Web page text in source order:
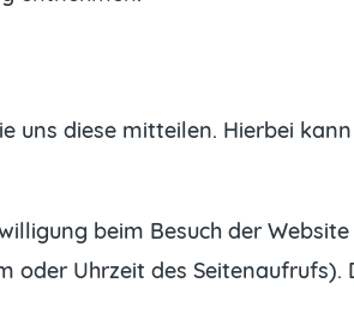
uns diese mitteilen. Hierbei
beim Besuch der
oder Uhrzeit des